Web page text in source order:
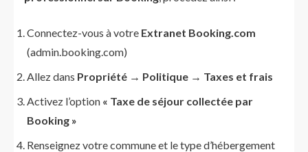
Connectez-vous à votre Extranet Booking.com
(admin.booking.com)
Allez dans Propriété → Politique → Taxes et frais
Activez l’option « Taxe de séjour collectée par
Booking »
Renseignez votre commune et le type d’hébergement